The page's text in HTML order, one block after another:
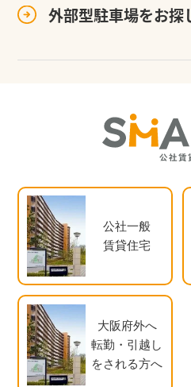
外部型駐車場をお探
公社一般
賃貸住宅
大阪府外へ
転勤・引越し
をされる方へ